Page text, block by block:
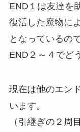
END１は友達を
復活した魔物に
となっているの
END２～４でど
現在は他のエン
います。
（引継ぎの２周